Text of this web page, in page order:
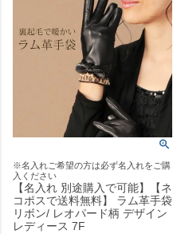
※名入れご希望の方は必ず名入れをご購
入ください
【名入れ 別途購入で可能】【ネ
コポスで送料無料】 ラム革手袋
リボン/ レオパード柄 デザイン
レディース 7F